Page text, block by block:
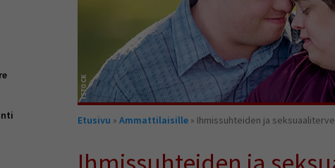
Olet
Etusivu » Ammattilaisille» Ihmissuhteiden ja